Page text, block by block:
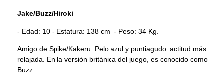
Jake/Buzz/Hiroki
- Edad: 10 - Estatura: 138 cm. - Peso: 34 Kg.
Amigo de Spike/Kakeru. Pelo azul y puntiagudo, actitud más
relajada. En la versión británica del juego, es conocido como
Buzz.